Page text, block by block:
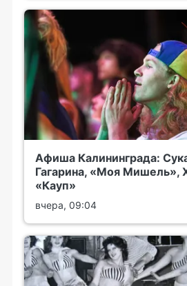
Афиша Калининграда:
Гагарина, «Моя Мишель»,
«Кауп»
вчера, 09:04